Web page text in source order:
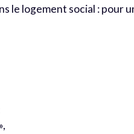
le logement social : pour